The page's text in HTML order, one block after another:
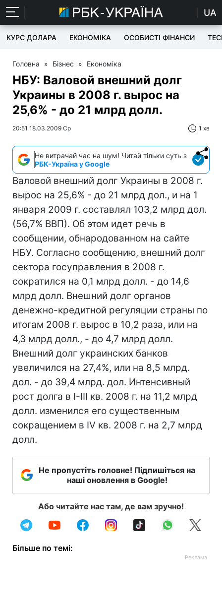
UA
КУРС ДОЛАРА ЕКОНОМІКА ОСОБИСТІ ФІНАНСИ
Головна » Бізнес » Економіка
НБУ: Валовой внешний долг
Украины в 2008 г. вырос на
25,6% - до 21 млрд долл.
20:51 18.03.2009 Ср 1 хв
Не витрачай час на шум! Читай тільки суть з
РБК-Україна у Google
Валовой внешний долг Украины в 2008 г.
вырос на 25,6% - до 21 млрд дол., и на 1
января 2009 г. составлял 103,2 млрд дол.
(56,7% ВВП). Об этом идет речь в
сообщении, обнародованном на сайте
НБУ. Согласно сообщению, внешний долг
сектора госуправления в 2008 г.
сократился на 0,1 млрд долл. - до 14,6
млрд долл. Внешний долг органов
денежно-кредитной регуляции страны по
итогам 2008 г. вырос в 10,2 раза, или на
4,3 млрд долл., - до 4,7 млрд долл.
Внешний долг украинских банков
увеличился на 27,4%, или на 8,5 млрд.
дол. - до 39,4 млрд. дол. Интенсивный
рост долга в І-ІІІ кв. 2008 г. на 11,2 млрд
долл. изменился его существенным
сокращением в IV кв. 2008 г. на 2,7 млрд
долл.
Не пропустіть головне! Підпишіться на
наші оновлення в Google!
Або читайте нас там, де вам зручно!
Більше по темі: